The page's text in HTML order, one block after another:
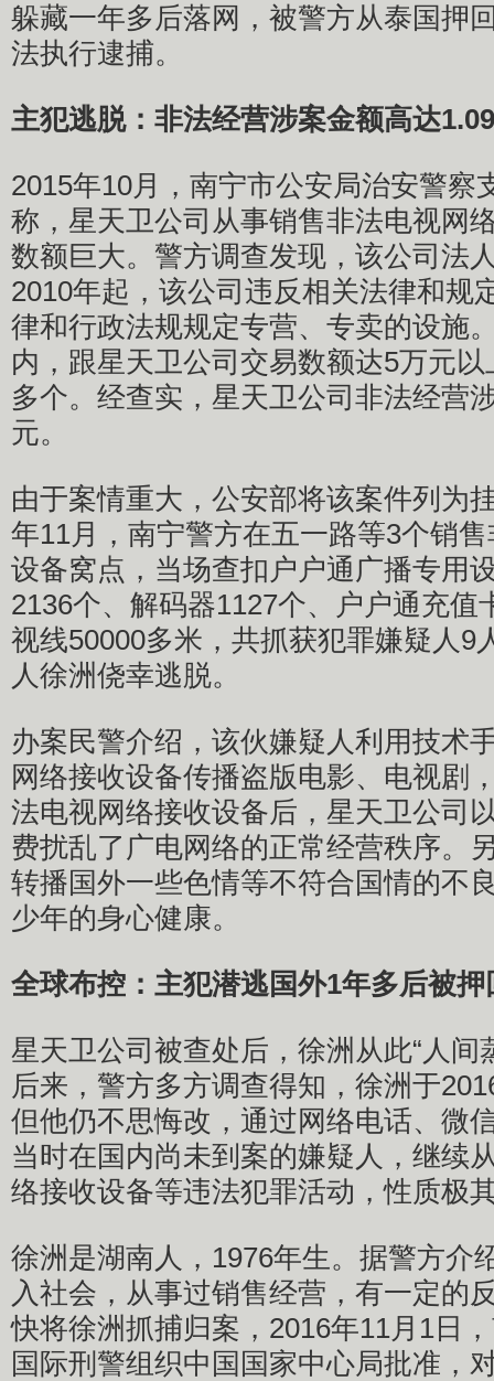
躲藏一年多后落网，被警方从泰国押
法执行逮捕。
主犯逃脱：非法经营涉案金额高达
2015年10月，南宁市公安局治安警察
称，星天卫公司从事销售非法电视网
数额巨大。警方调查发现，该公司法
2010年起，该公司违反相关法律和规
律和行政法规规定专营、专卖的设施
内，跟星天卫公司交易数额达5万元
多个。经查实，星天卫公司非法经营
元。
由于案情重大，公安部将该案件列为
年11月，南宁警方在五一路等3个销
设备窝点，当场查扣户户通广播专用
2136个、解码器1127个、户户通充值
视线50000多米，共抓获犯罪嫌疑人9
人徐洲侥幸逃脱。
办案民警介绍，该伙嫌疑人利用技术
网络接收设备传播盗版电影、电视剧
法电视网络接收设备后，星天卫公司
费扰乱了广电网络的正常经营秩序。
转播国外一些色情等不符合国情的不
少年的身心健康。
全球布控：主犯潜逃国外1年多后被押
星天卫公司被查处后，徐洲从此“人间
后来，警方多方调查得知，徐洲于
但他仍不思悔改，通过网络电话、微
当时在国内尚未到案的嫌疑人，继续
络接收设备等违法犯罪活动，性质极
徐洲是湖南人，1976年生。据警方介
入社会，从事过销售经营，有一定的
快将徐洲抓捕归案，2016年11月1日
国际刑警组织中国国家中心局批准，